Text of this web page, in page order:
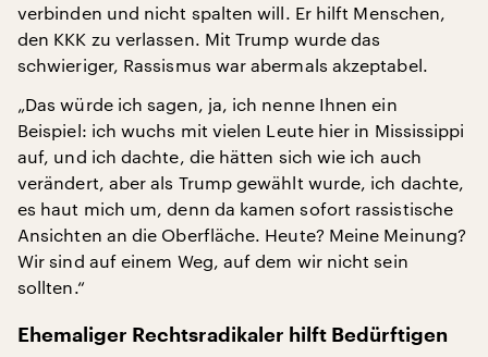
verbinden und nicht spalten will. Er hilft Menschen,
den KKK zu verlassen. Mit Trump wurde das
schwieriger, Rassismus war abermals akzeptabel.
„Das würde ich sagen, ja, ich nenne Ihnen ein
Beispiel: ich wuchs mit vielen Leute hier in Mississippi
auf, und ich dachte, die hätten sich wie ich auch
verändert, aber als Trump gewählt wurde, ich dachte,
es haut mich um, denn da kamen sofort rassistische
Ansichten an die Oberfläche. Heute? Meine Meinung?
Wir sind auf einem Weg, auf dem wir nicht sein
sollten.“
Ehemaliger Rechtsradikaler hilft Bedürftigen